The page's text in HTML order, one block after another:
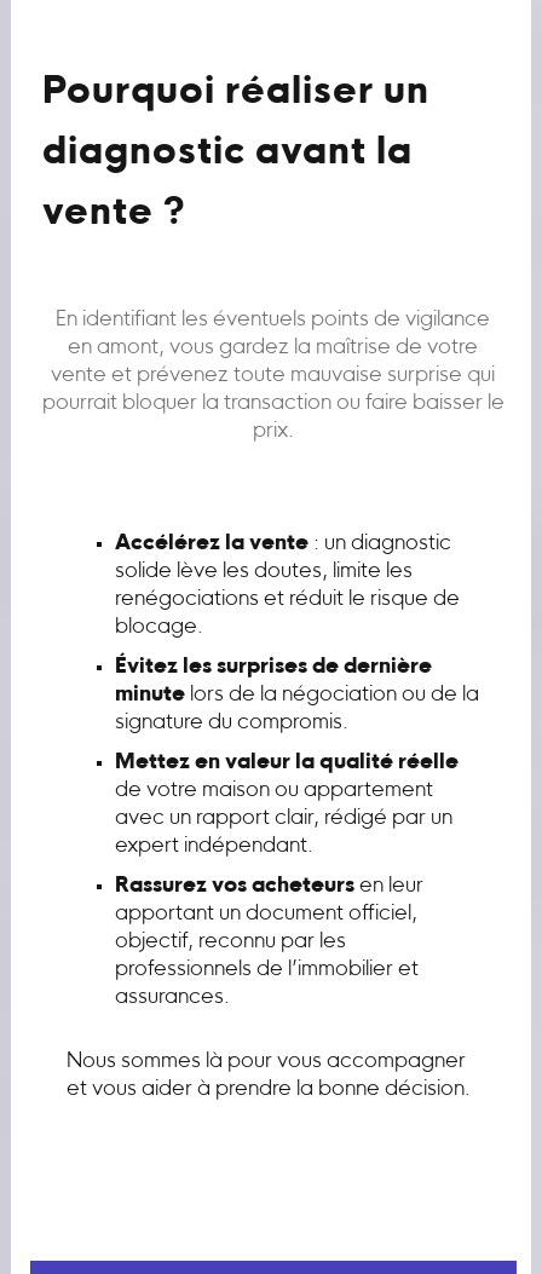
Pourquoi réaliser un
diagnostic avant la
vente ?
En identifiant les éventuels points de vigilance
en amont, vous gardez la maîtrise de votre
vente et prévenez toute mauvaise surprise qui
pourrait bloquer la transaction ou faire baisser le
prix.
Accélérez la vente: un diagnostic
solide lève les doutes, limite les
renégociations et réduit le risque de
blocage.
Évitez les surprises de dernière
minutelors de la négociation ou de la
signature du compromis.
Mettez en valeur la qualité réelle
de votre maison ou appartement
avec un rapport clair, rédigé par un
expert indépendant.
Rassurez vos acheteursen leur
apportant un document officiel,
objectif, reconnu par les
professionnels de l’immobilier et
assurances.
Nous sommes là pour vous accompagner
et vous aider à prendre la bonne décision.